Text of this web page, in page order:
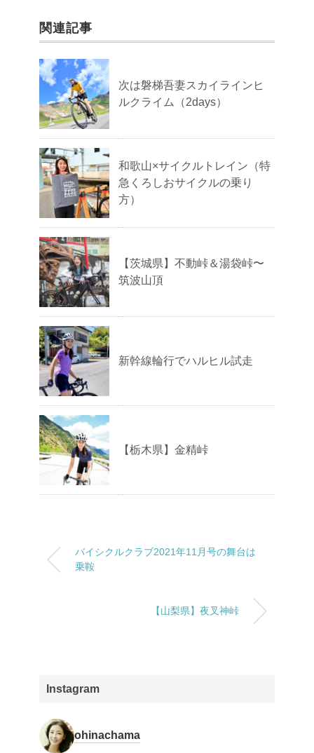
関連記事
次は磐梯吾妻スカイラインヒ
ルクライム（2days）
和歌山×サイクルトレイン（特
急くろしおサイクルの乗り
方）
【茨城県】不動峠＆湯袋峠〜
筑波山頂
新幹線輪行でハルヒル試走
【栃木県】金精峠
バイシクルクラブ2021年11月号の舞台は
乗鞍
【山梨県】夜叉神峠
Instagram
ohinachama